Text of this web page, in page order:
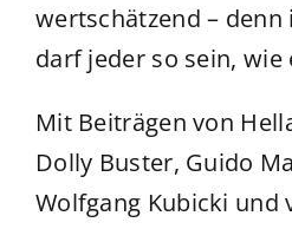
wertschätzend –
darf jeder so sein, wie
Mit Beiträgen von
Dolly Buster, Guido
Wolfgang Kubicki und